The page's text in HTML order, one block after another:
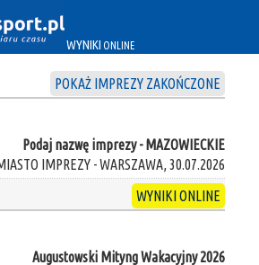
WYNIKI ONLINE
POKAŻ IMPREZY ZAKOŃCZONE
Podaj nazwę imprezy - MAZOWIECKIE
IMPREZY - WARSZAWA, 30.07.2026
WYNIKI ONLINE
Augustowski Mityng Wakacyjny 2026